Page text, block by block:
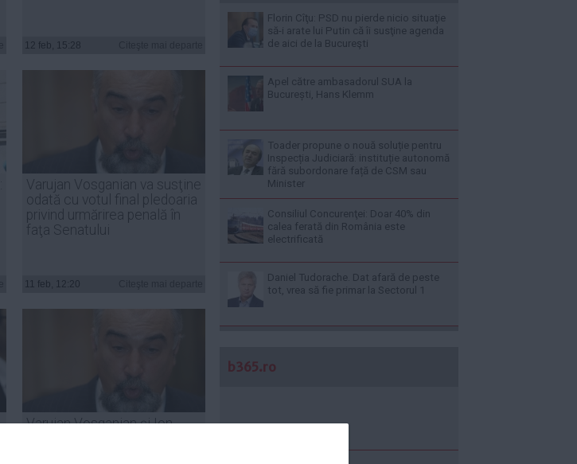
12 feb, 15:28
Varujan Vosganian va susţine
odată cu votul final pledoaria
privind urmărirea penală în
faţa Senatului
11 feb, 12:20
Varujan Vosganian şi Ion
Florin Cîţu: PSD nu pierde nicio situaţie
să-i arate lui Putin că îi susţine agenda
de aici de la Bucureşti
Apel către ambasadorul SUA la
București, Hans Klemm
Toader propune o nouă soluție pentru
Inspecția Judiciară: instituție autonomă
fără subordonare față de CSM sau
Minister
Consiliul Concurenţei: Doar 40% din
calea ferată din România este
electrificată
Daniel Tudorache. Dat afară de peste
tot, vrea să fie primar la Sectorul 1
b365.ro